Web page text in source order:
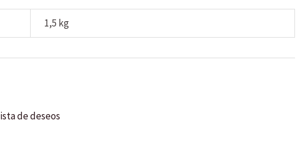
1,5 kg
de deseos